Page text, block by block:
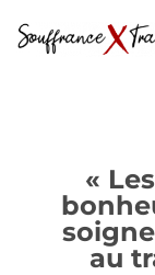
«
au